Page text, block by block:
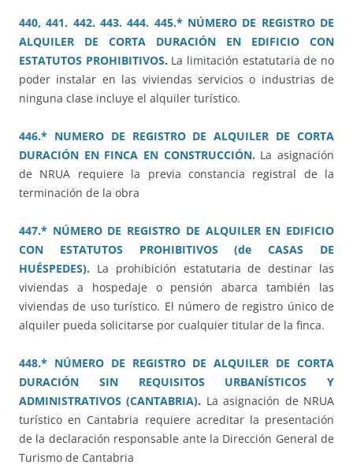
440, 441. 442. 443. 444. 445.* NÚMERO DE REGISTRO DE
ALQUILER DE CORTA DURACIÓN EN EDIFICIO CON
ESTATUTOS PROHIBITIVOS. La limitación estatutaria de no
poder instalar en las viviendas servicios o industrias de
ninguna clase incluye el alquiler turístico.
446.* NUMERO DE REGISTRO DE ALQUILER DE CORTA
DURACIÓN EN FINCA EN CONSTRUCCIÓN.La asignación
de NRUA requiere la previa constancia registral de la
terminación de la obra
447.* NÚMERO DE REGISTRO DE ALQUILER EN EDIFICIO
CON ESTATUTOS PROHIBITIVOS (de CASAS DE
HUÉSPEDES). La prohibición estatutaria de destinar las
viviendas a hospedaje o pensión abarca también las
viviendas de uso turístico. El número de registro único de
alquiler pueda solicitarse por cualquier titular de la finca.
448.* NÚMERO DE REGISTRO DE ALQUILER DE CORTA
DURACIÓN SIN REQUISITOS URBANÍSTICOS Y
ADMINISTRATIVOS (CANTABRIA). La asignación de NRUA
turístico en Cantabria requiere acreditar la presentación
de la declaración responsable ante la Dirección General de
Turismo de Cantabria